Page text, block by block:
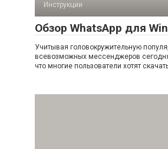
Инструкции
Обзор WhatsApp для
Учитывая головокружительную
всевозможных мессенджеров
что многие пользователи хотят